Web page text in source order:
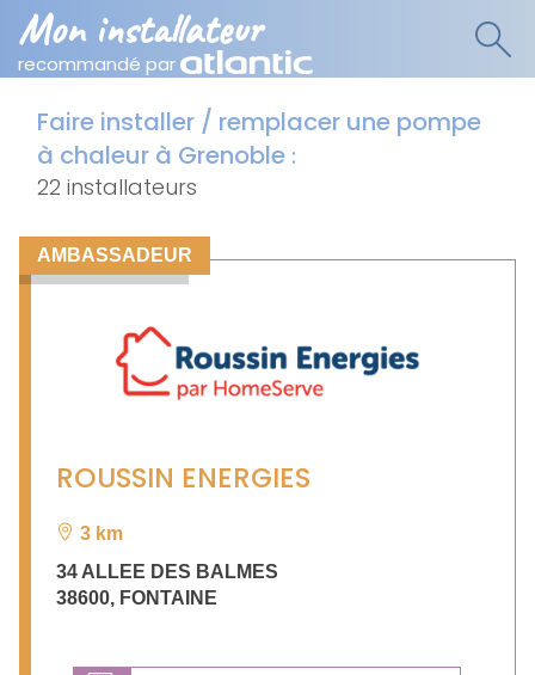
Mon installateur
recommandé par
Faire installer / remplacer une pompe
à chaleur à Grenoble :
22 installateurs
AMBASSADEUR
ROUSSIN ENERGIES
3 km
34 ALLEE DES BALMES
38600, FONTAINE